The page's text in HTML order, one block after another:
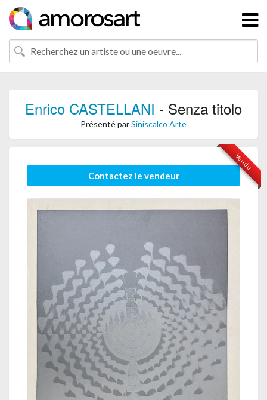
Enrico CASTELLANI - Senza titolo
Présenté parSiniscalco Arte
Vendu
Contactez le vendeur